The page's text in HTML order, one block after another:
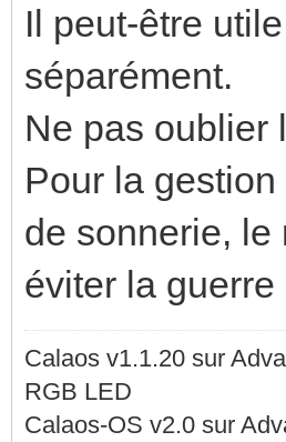
Il peut-être
séparément.
Ne pas oublier
Pour la
de sonnerie, le
éviter la
Calaos v1.1.20 sur
RGB LED
Calaos-OS v2.0 sur